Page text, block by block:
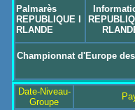
Palmarès
REPUBLIQUE I
RLANDE
Championnat d'Europe
Date-Niveau-
Groupe